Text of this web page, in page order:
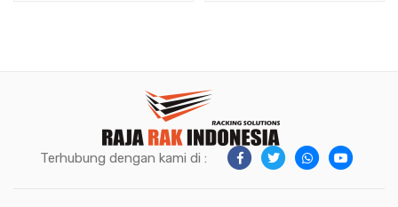
Terhubung dengan kami di :